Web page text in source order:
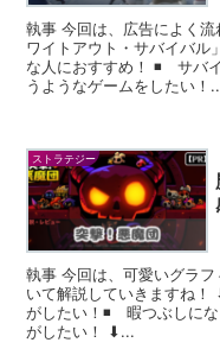
執事 今回は、広告によく
ワイトアウト・サバイバル
な人におすすめ！ ◾️ サバ
うようなゲームをしたい！
ストラテジー
執事 今回は、可愛いグラ
いて解説していきますね
がしたい！◾️ 暇つぶしに
がしたい！ ⬇...